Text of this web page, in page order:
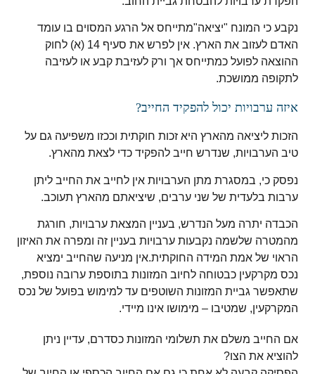
נקבע כי המונח "יציאה"מתייחס אל הרגע המסוים בו עומד
האדם לעזוב את הארץ. אין לפרש את סעיף 14 (א) לחוק
ההוצאה לפועל כמתייחס אך ורק לעזיבת קבע או לעזיבה
לתקופה ממושכת.
איזה ערבויות יכול להפקיד החייב?
הזכות ליציאה מהארץ היא זכות חוקתית וככזו משפיעה גם על
טיב הערבויות, שנדרש חייב להפקיד כדי לצאת מהארץ.
נפסק כי, במסגרת מתן הערבויות אין לחייב את החייב ליתן
ערבות בלעדית של שני ערבים, שיציאתם מהארץ תעוכב.
הכבדה יתרה מעל הנדרש, בעניין המצאת ערבויות, חורגת
מהמטרה שלשמה נקבעות ערבויות בעניין זה ומפרה את האיזון
הראוי של אמת המידה החוקתית.אין מניעה שהחייב ימציא
נכס מקרקעין כבטוחה לחיוב המזונות בתוספת ערובה נוספת,
שתאפשר גביית המזונות השוטפים עד למימוש בפועל של נכס
המקרקעין, שמטיבו – מימושו אינו מיידי.
אם החייב משלם את תשלומי המזונות כסדרם, עדיין ניתן
להוציא את הצו?